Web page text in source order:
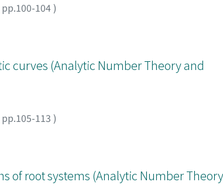
pp.100-104)
curves (Analytic Number Theory and
pp.105-113 )
of root systems (Analytic Number Theory